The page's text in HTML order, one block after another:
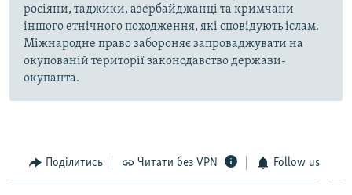
росіяни, таджики, азербайджанці та кримчани
іншого етнічного походження, які сповідують іслам.
Міжнародне право забороняє запроваджувати на
окупованій території законодавство держави-
окупанта.
Поділитись Читати без VPN Follow us